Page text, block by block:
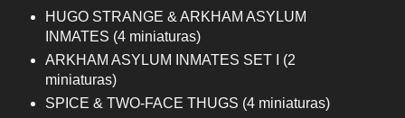
HUGO STRANGE & ARKHAM ASYLUM
INMATES (4 miniaturas)
ARKHAM ASYLUM INMATES SET I (2
miniaturas)
SPICE & TWO-FACE THUGS (4 miniaturas)